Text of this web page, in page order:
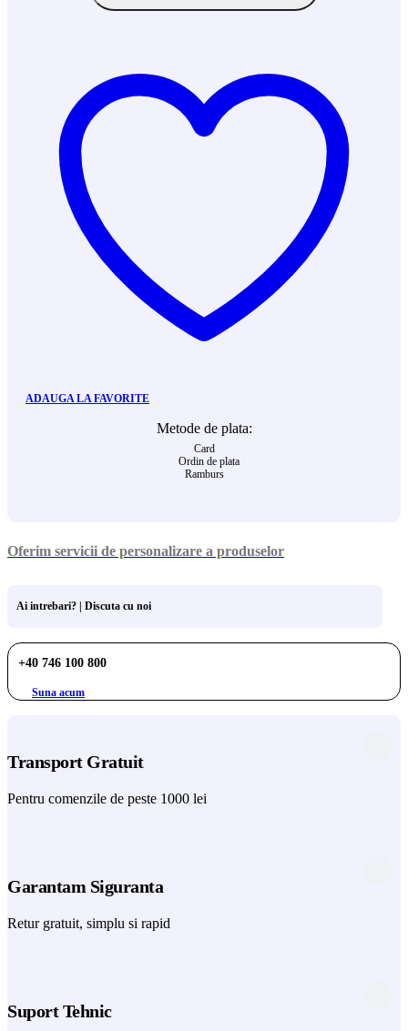
ADAUGA LA FAVORITE
Metode de plata:
Card
Ordin de plata
Ramburs
Oferim servicii de personalizare a produselor
Ai intrebari? | Discuta cu noi
+40 746 100 800
Suna acum
Transport Gratuit
Pentru comenzile de peste 1000 lei
Garantam Siguranta
Retur gratuit, simplu si rapid
Suport Tehnic